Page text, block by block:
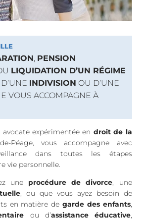
, PENSION
LIQUIDATION D’UN RÉGIME
D’UNE INDIVISION OU D’UNE
VOUS ACCOMPAGNE À
avocate expérimentée en droit de la
Péage, vous accompagne avec
dans toutes les étapes
vie personnelle.
une procédure de divorce, une
, ou que vous ayez besoin de
en matière de garde des enfants,
ou d’assistance éducative,